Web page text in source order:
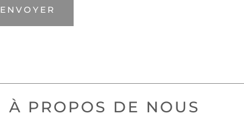
ENVOYER
À PROPOS DE NOUS